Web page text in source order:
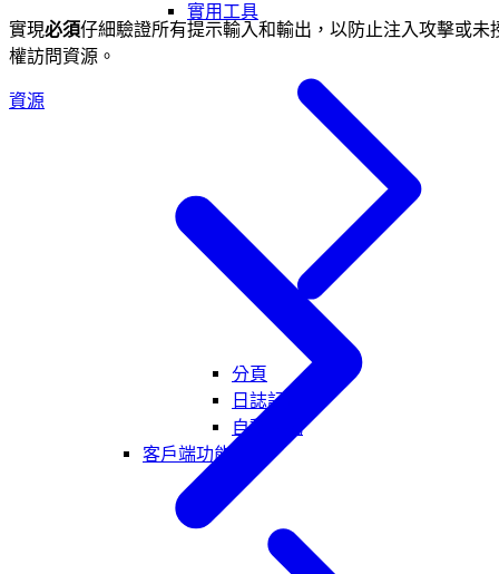
實用工具
分頁
日誌記錄
自動完成
客戶端功能
實現必須仔細驗證所有提示輸入和輸出，以防止注入攻擊或未
權訪問資源。
資源